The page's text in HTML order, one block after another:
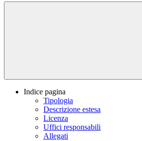
Indice pagina
Tipologia
Descrizione estesa
Licenza
Uffici responsabili
Allegati